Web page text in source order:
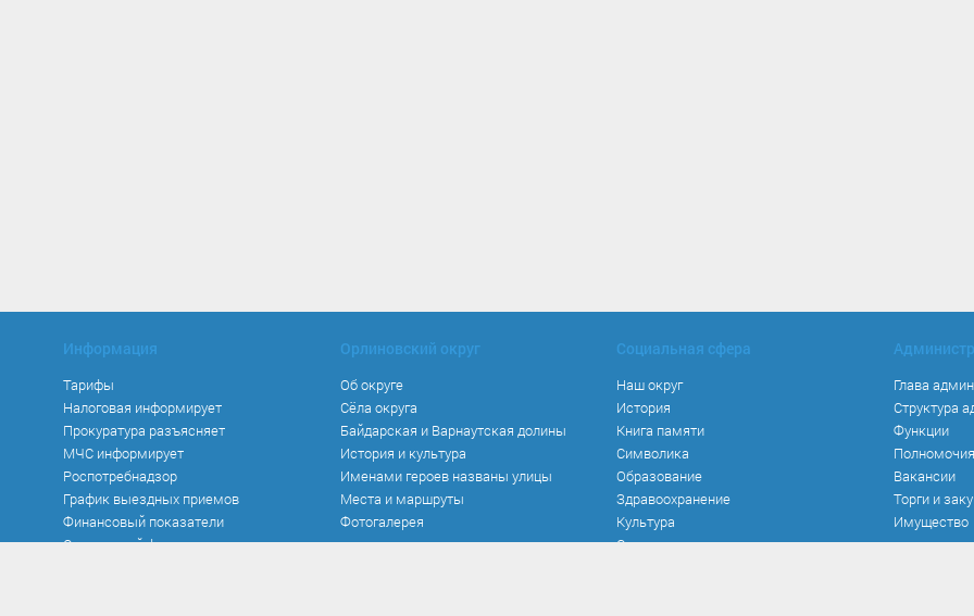
Информация
Тарифы
Налоговая информирует
Прокуратура разъясняет
МЧС информирует
Роспотребнадзор
График выездных приемов
Финансовый показатели
Социальный фонд
Орлиновский округ
Об округе
Сёла округа
Байдарская и Варнаутская долины
История и культура
Именами героев названы улицы
Места и маршруты
Фотогалерея
Социальная сфера
Наш округ
История
Книга памяти
Символика
Образование
Здравоохранение
Культура
Спорт
Глава
Структура
Функции
Полномочия
Вакансии
Торги и
Имущество